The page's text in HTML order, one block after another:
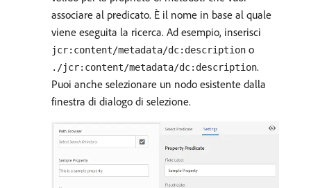
associare al predicato. È il nome in base al quale
viene eseguita la ricerca. Ad esempio, inserisci
jcr:content/metadata/dc:description o
./jcr:content/metadata/dc:description.
Puoi anche selezionare un nodo esistente dalla
finestra di dialogo di selezione.